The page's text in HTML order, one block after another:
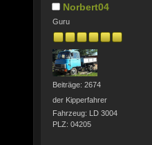
Norbert04
Guru
Beiträge: 2674
der Kipperfahrer
Fahrzeug: LD 3004
PLZ: 04205